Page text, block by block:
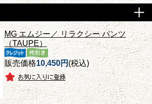
MG エムジー／ リラクシー パンツ
（TAUPE）
販売価格10,450円(税込)